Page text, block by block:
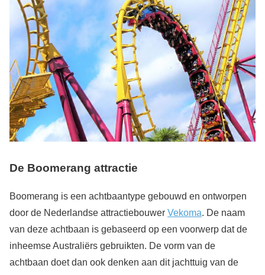
De Boomerang attractie
Boomerang is een achtbaantype gebouwd en ontworpen
door de Nederlandse attractiebouwer Vekoma. De naam
van deze achtbaan is gebaseerd op een voorwerp dat de
inheemse Australiërs gebruikten. De vorm van de
achtbaan doet dan ook denken aan dit jachttuig van de